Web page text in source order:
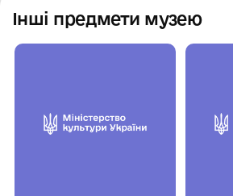
Інші предмети музею